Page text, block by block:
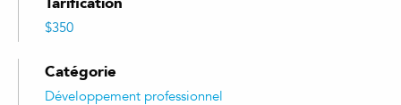
$350
Catégorie
Développement professionnel